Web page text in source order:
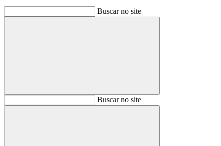
Buscar no site
BuscarBuscar no site